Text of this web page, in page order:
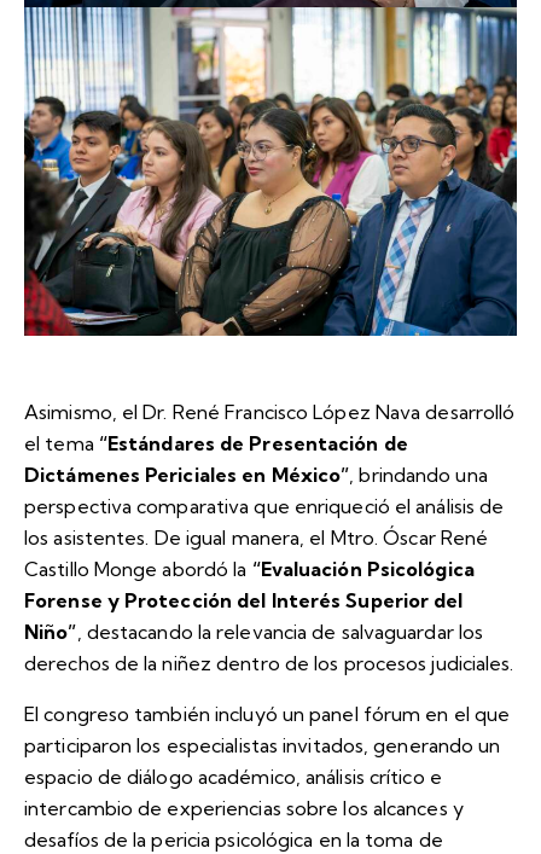
Asimismo, el Dr. René Francisco López Nava desarrolló
el tema “Estándares de Presentación de
Dictámenes Periciales en México” , brindando una
perspectiva comparativa que enriqueció el análisis de
los asistentes. De igual manera, el Mtro. Óscar René
Castillo Monge abordó la “Evaluación Psicológica
Forense y Protección del Interés Superior del
Niño” , destacando la relevancia de salvaguardar los
derechos de la niñez dentro de los procesos judiciales.
El congreso también incluyó un panel fórum en el que
participaron los especialistas invitados, generando un
espacio de diálogo académico, análisis crítico e
intercambio de experiencias sobre los alcances y
desafíos de la pericia psicológica en la toma de